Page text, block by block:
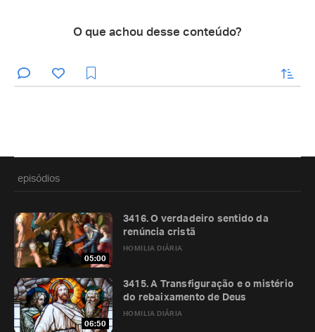
O que achou desse conteúdo?
enviar
episódios
05:00
HOMILIA DIÁRIA
3416. O verdadeiro sentido da
renúncia cristã
06:50
HOMILIA DIÁRIA
3415. A Transfiguração e o mistério
do rebaixamento de Deus